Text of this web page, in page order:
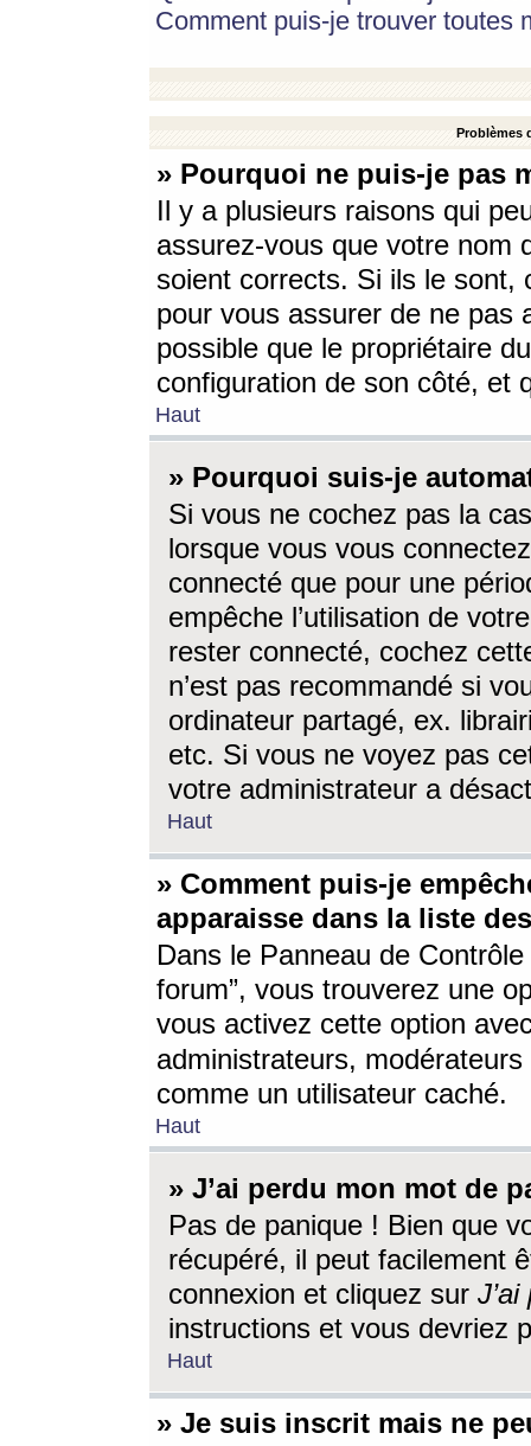
Comment puis-je trouver toutes
Problèmes
» Pourquoi ne puis-je pas
Il y a plusieurs raisons qui
assurez-vous que votre nom
soient corrects. Si ils le sont,
pour vous assurer de ne pas
possible que le propriétaire
configuration de son côté, et
Haut
» Pourquoi suis-je
Si vous ne cochez pas la
lorsque vous vous
connecté que pour une
empêche l’utilisation de
rester connecté, cochez
n’est pas recommandé si
ordinateur partagé, ex.
etc. Si vous ne voyez pas
votre administrateur a
Haut
» Comment puis-je
apparaisse dans la liste
Dans le Panneau de
forum”, vous trouverez une
vous activez cette option
administrateurs,
comme un utilisateur caché.
Haut
» J’ai perdu mon mot de
Pas de panique ! Bien que
récupéré, il peut facilement
connexion et cliquez sur
instructions et vous devriez
Haut
» Je suis inscrit mais ne